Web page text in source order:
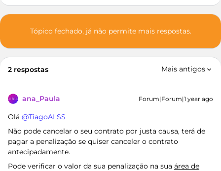
Tópico fechado, já não permite mais respostas.
2 respostas Mais antigos
ana_Paula Forum|Forum|1 year ago
Olá ​ @TiagoALSS
Não pode cancelar o seu contrato por justa causa, terá de
pagar a penalização se quiser canceler o contrato
antecipadamente.
Pode verificar o valor da sua penalização na sua área de